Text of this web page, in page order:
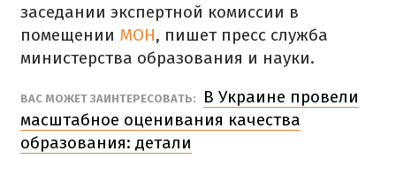
заседании экспертной комиссии в
помещении МОН, пишет пресс служба
министерства образования и науки.
ВАС МОЖЕТ ЗАИНТЕРЕСОВАТЬ:
В Украине провели
масштабное оценивания качества
образования: детали